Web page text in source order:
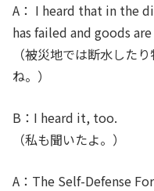
A： I heard that in the
has failed and goods
（被災地では断水した
ね。）
B：I heard it, too.
（私も聞いたよ。）
A：The Self-Defense